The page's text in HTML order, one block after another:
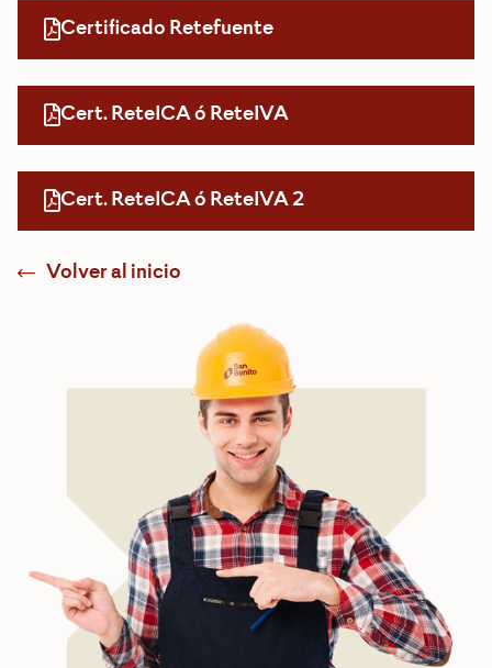
Certificado Retefuente
Cert. ReteICA ó ReteIVA
Cert. ReteICA ó ReteIVA 2
Volver al inicio